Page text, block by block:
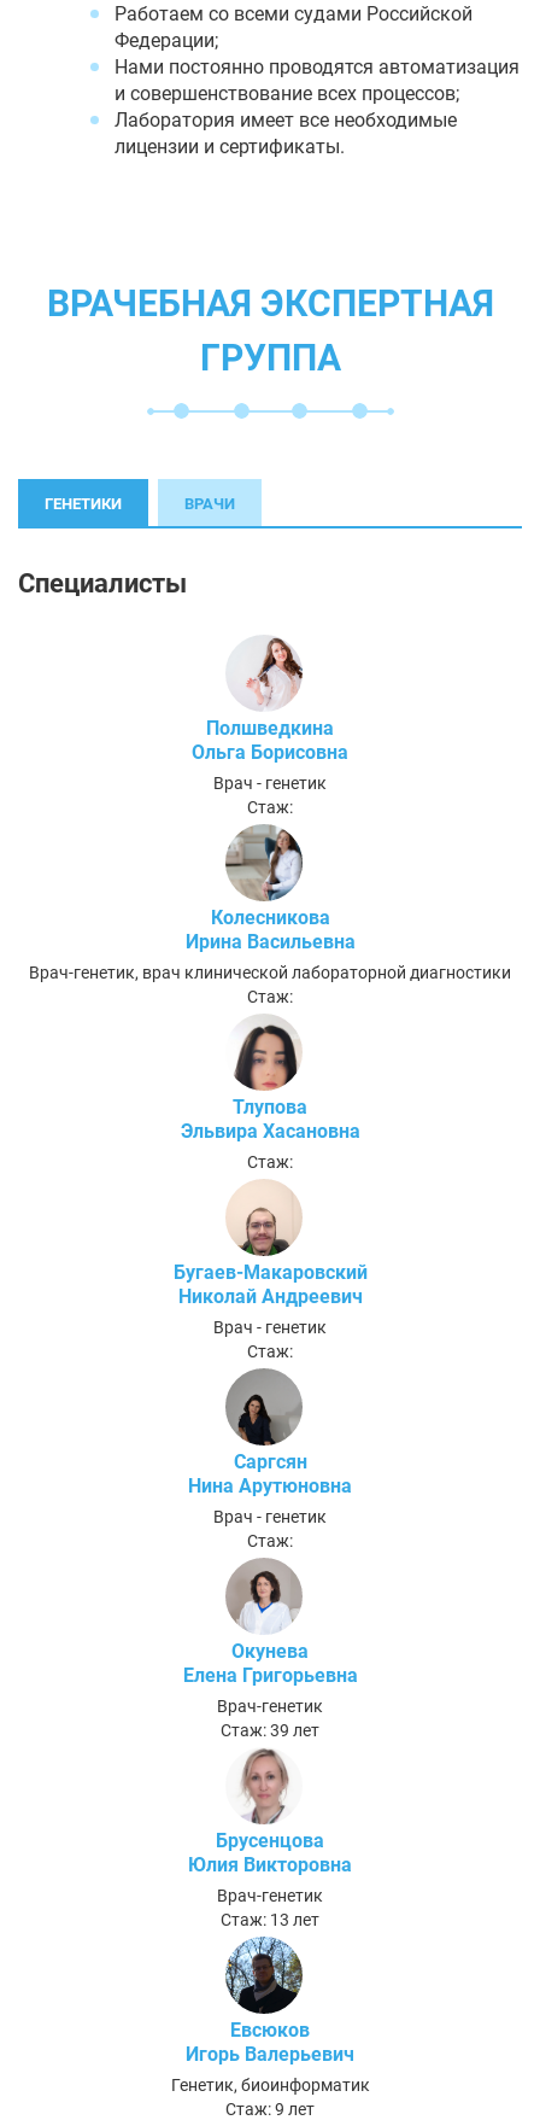
Работаем со всеми судами Российской
Федерации;
Нами постоянно проводятся автоматизация
и совершенствование всех процессов;
Лаборатория имеет все необходимые
лицензии и сертификаты.
ВРАЧЕБНАЯ ЭКСПЕРТНАЯ
ГРУППА
ГЕНЕТИКИ ВРАЧИ
Специалисты
Полшведкина
Ольга Борисовна
Врач - генетик
Стаж:
Колесникова
Ирина Васильевна
Врач-генетик, врач клинической лабораторной диагностики
Стаж:
Тлупова
Эльвира Хасановна
Стаж:
Бугаев-Макаровский
Николай Андреевич
Врач - генетик
Стаж:
Саргсян
Нина Арутюновна
Врач - генетик
Стаж:
Окунева
Елена Григорьевна
Врач-генетик
Стаж: 39 лет
Брусенцова
Юлия Викторовна
Врач-генетик
Стаж: 13 лет
Евсюков
Игорь Валерьевич
Генетик, биоинформатик
Стаж: 9 лет